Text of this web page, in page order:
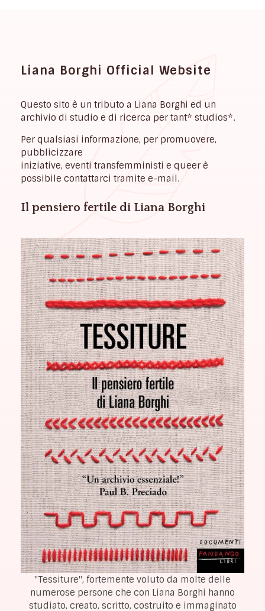
Liana Borghi Official Website
Questo sito è un tributo a Liana Borghi ed un
archivio di studio e di ricerca per tant* studios*.
Per qualsiasi informazione, per promuovere,
pubblicizzare
iniziative, eventi transfemministi e queer è
possibile contattarci tramite e-mail.
Il pensiero fertile di Liana Borghi
"Tessiture", fortemente voluto da molte delle
numerose persone che con Liana Borghi hanno
studiato, creato, scritto, costruito e immaginato